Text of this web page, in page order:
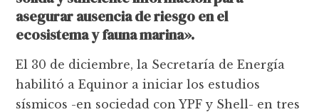
asegurar ausencia de riesgo en el
ecosistema y fauna marina».
El 30 de diciembre, la Secretaría de Energía
habilitó a Equinor a iniciar los estudios
sísmicos -en sociedad con YPF y Shell- en tres